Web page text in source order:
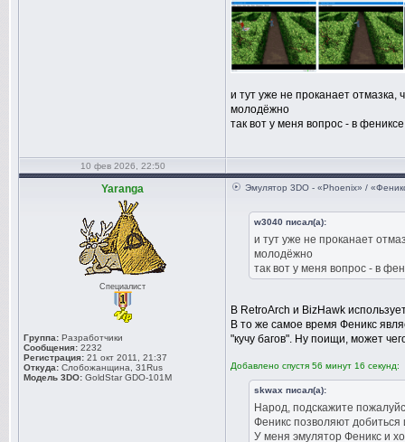
и тут уже не проканает
молодёжно
так вот у меня вопрос - в
10 фев 2026, 22:50
Yaranga
Специалист
Группа: Разработчики
Сообщения: 2232
Регистрация: 21 окт 2011, 21:37
Откуда: Слобожанщина, 31Rus
Модель 3DO: GoldStar GDO-101M
Эмулятор 3DO - «Phoenix» /
w3040 писал(а):
и тут уже не проканает
молодёжно
так вот у меня вопрос - в
В RetroArch и BizHawk
В то же самое время Феникс
"кучу багов". Ну поищи, может
Добавлено спустя 56 минут 16 секунд:
skwax писал(а):
Народ, подскажите
Феникс позволяют
У меня эмулятор Феникс и